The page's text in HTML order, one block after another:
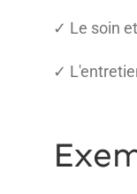
✓ Le soin
✓